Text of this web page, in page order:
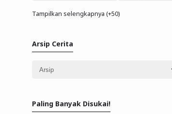
Tampilkan selengkapnya (+50)
Arsip Cerita
Paling Banyak Disukai!